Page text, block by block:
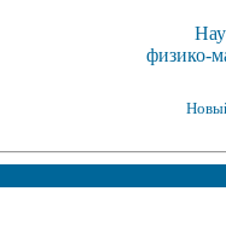
физико-